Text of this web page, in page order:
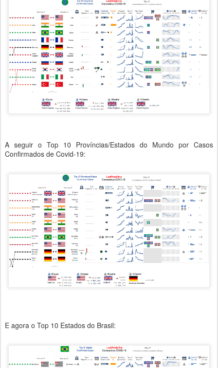
A seguir o Top 10 Províncias/Estados do Mundo por Casos
Confirmados de Covid-19:
E agora o Top 10 Estados do Brasil: